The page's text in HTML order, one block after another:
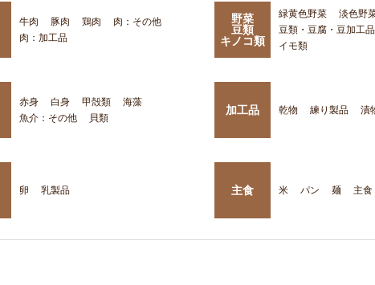
牛肉 豚肉 鶏肉
肉：その他
肉：加工品
野菜
豆類
キノコ類
緑黄色野菜
淡色野
豆類・豆腐・豆加工品
イモ類
赤身 白身 甲殻類
海藻
魚介：その他
貝類
加工品 乾物 練り製品 漬
卵 乳製品 主食 米 パン 麺 主